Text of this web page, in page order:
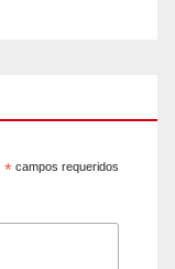
* campos requeridos